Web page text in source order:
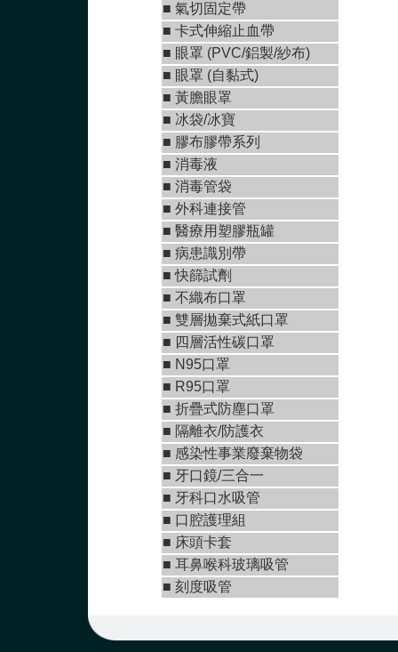
■ 氣切固定帶
■ 卡式伸縮止血帶
■ 眼罩 (PVC/鋁製/紗布)
■ 眼罩 (自黏式)
■ 黃膽眼罩
■ 冰袋/冰寶
■ 膠布膠帶系列
■ 消毒液
■ 消毒管袋
■ 外科連接管
■ 醫療用塑膠瓶罐
■ 病患識別帶
■ 快篩試劑
■ 不織布口罩
■ 雙層拋棄式紙口罩
■ 四層活性碳口罩
■ N95口罩
■ R95口罩
■ 折疊式防塵口罩
■ 隔離衣/防護衣
■ 感染性事業廢棄物袋
■ 牙口鏡/三合一
■ 牙科口水吸管
■ 口腔護理組
■ 床頭卡套
■ 耳鼻喉科玻璃吸管
■ 刻度吸管